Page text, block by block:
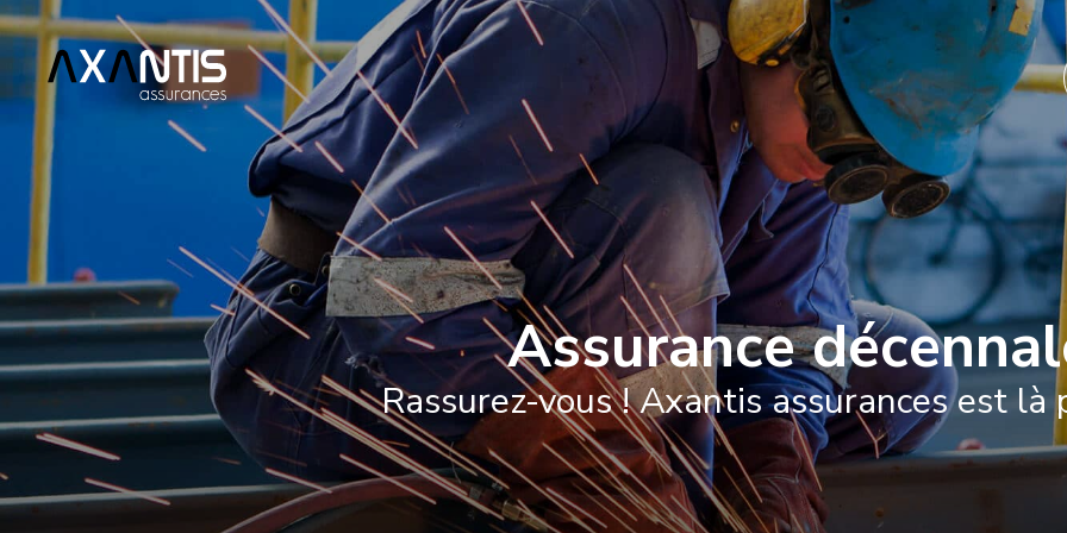
PARTICULIERS PROFESSIONNELS
Assurance
Rassurez-vous ! Axantis assurances est là